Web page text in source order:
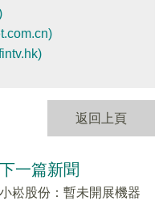
返回上頁
下一篇新聞
小崧股份：暫未開展機器